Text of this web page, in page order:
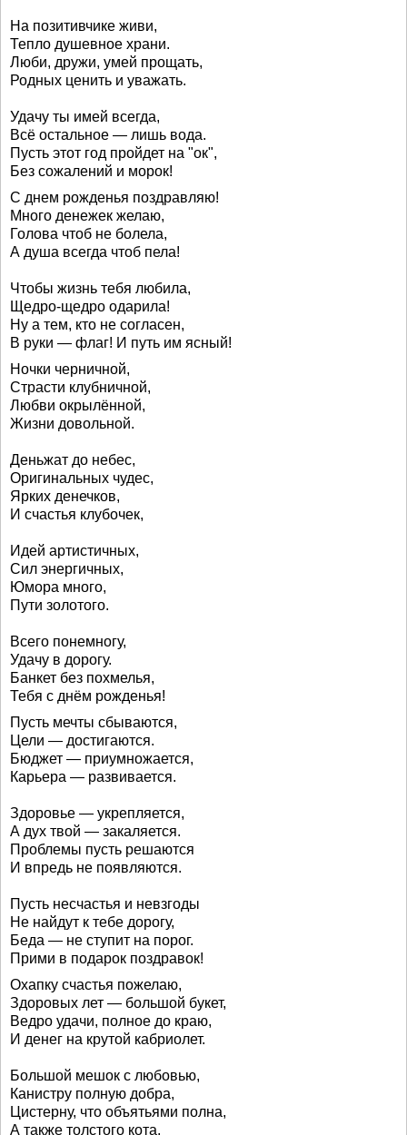
На позитивчике живи,
Тепло душевное храни.
Люби, дружи, умей прощать,
Родных ценить и уважать.
Удачу ты имей всегда,
Всё остальное — лишь вода.
Пусть этот год пройдет на "ок",
Без сожалений и морок!
С днем рожденья поздравляю!
Много денежек желаю,
Голова чтоб не болела,
А душа всегда чтоб пела!
Чтобы жизнь тебя любила,
Щедро-щедро одарила!
Ну а тем, кто не согласен,
В руки — флаг! И путь им ясный!
Ночки черничной,
Страсти клубничной,
Любви окрылённой,
Жизни довольной.
Деньжат до небес,
Оригинальных чудес,
Ярких денечков,
И счастья клубочек,
Идей артистичных,
Сил энергичных,
Юмора много,
Пути золотого.
Всего понемногу,
Удачу в дорогу.
Банкет без похмелья,
Тебя с днём рожденья!
Пусть мечты сбываются,
Цели — достигаются.
Бюджет — приумножается,
Карьера — развивается.
Здоровье — укрепляется,
А дух твой — закаляется.
Проблемы пусть решаются
И впредь не появляются.
Пусть несчастья и невзгоды
Не найдут к тебе дорогу,
Беда — не ступит на порог.
Прими в подарок поздравок!
Охапку счастья пожелаю,
Здоровых лет — большой букет,
Ведро удачи, полное до краю,
И денег на крутой кабриолет.
Большой мешок с любовью,
Канистру полную добра,
Цистерну, что объятьями полна,
А также толстого кота.